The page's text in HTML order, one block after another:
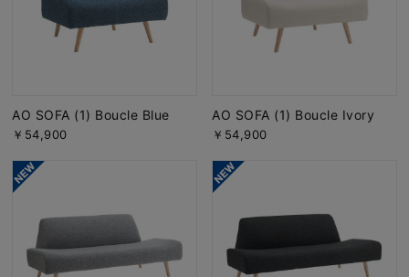
AO SOFA (1) Boucle Blue
￥54,900
AO SOFA (1) Boucle Ivory
￥54,900